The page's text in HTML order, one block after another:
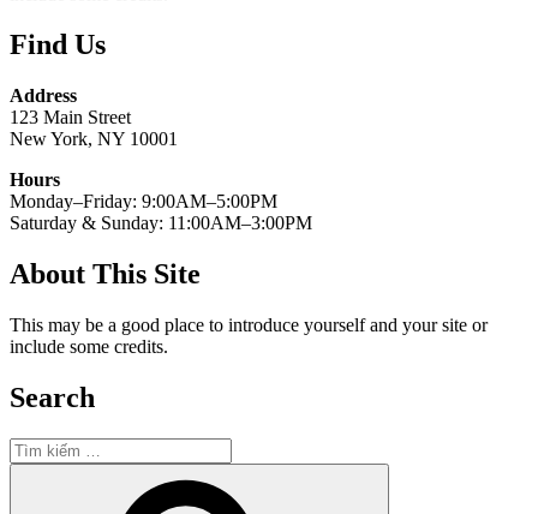
Find Us
Address
123 Main Street
New York, NY 10001
Hours
Monday–Friday: 9:00AM–5:00PM
Saturday & Sunday: 11:00AM–3:00PM
About This Site
This may be a good place to introduce yourself and your site or
include some credits.
Search
Tìm
kiếm: